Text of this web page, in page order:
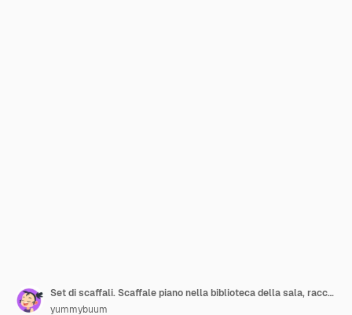
Set di scaffali. Scaffale piano nella biblioteca della sala, raccolta isolata scuola interna di studio della parete dello scaffale dell'ufficio del libro di lettura
yummybuum